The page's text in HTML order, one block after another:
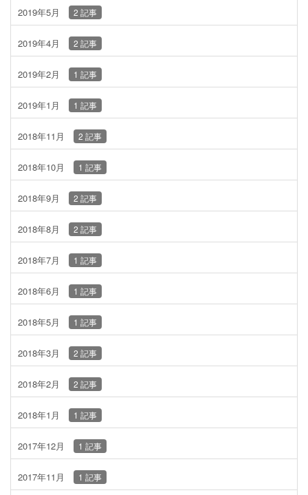
2019年5月 2 記事
2019年4月 2 記事
2019年2月 1 記事
2019年1月 1 記事
2018年11月 2 記事
2018年10月 1 記事
2018年9月 2 記事
2018年8月 2 記事
2018年7月 1 記事
2018年6月 1 記事
2018年5月 1 記事
2018年3月 2 記事
2018年2月 2 記事
2018年1月 1 記事
2017年12月 1 記事
2017年11月 1 記事